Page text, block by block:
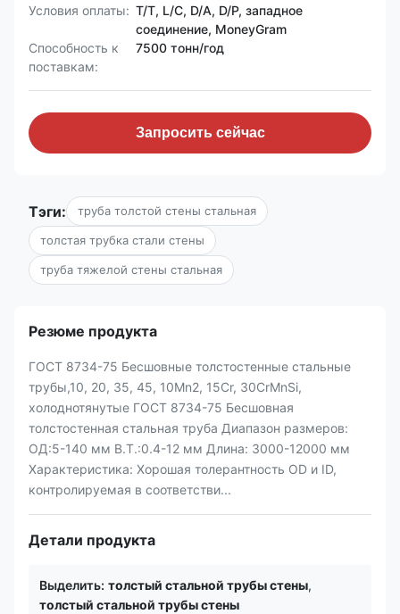
Условия оплаты: T/T, L/C, D/A, D/P, западное
соединение, MoneyGram
Способность к
поставкам:
7500 тонн/год
Запросить сейчас
Тэги: труба толстой стены стальная
толстая трубка стали стены
труба тяжелой стены стальная
Резюме продукта
ГОСТ 8734-75 Бесшовные толстостенные стальные
трубы,10, 20, 35, 45, 10Mn2, 15Cr, 30CrMnSi,
холоднотянутые ГОСТ 8734-75 Бесшовная
толстостенная стальная труба Диапазон размеров:
ОД:5-140 мм В.Т.:0.4-12 мм Длина: 3000-12000 мм
Характеристика: Хорошая толерантность OD и ID,
контролируемая в соответстви...
Детали продукта
Выделить: толстый стальной трубы стены,
толстый стальной трубы стены